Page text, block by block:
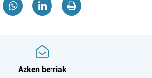
Azken berriak